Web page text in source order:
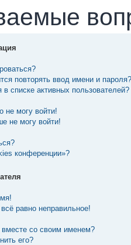
повторять ввод имени и пароля?
списке активных пользователей?
не могу войти!
не могу войти!
конференции»?
равно неправильное!
вместе со своим именем?
его?